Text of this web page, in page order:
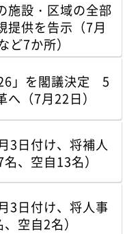
施設・区域の全部
提供を告示（7月
ど7か所）
」を閣議決定 5
（7月22日）
3日付け、将補人
、空自13名）
3日付け、将人事
空自2名）